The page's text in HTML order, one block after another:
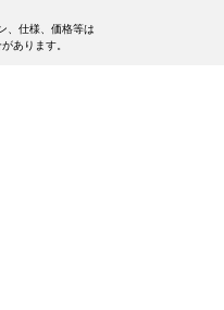
、仕様、価格等は
あります。